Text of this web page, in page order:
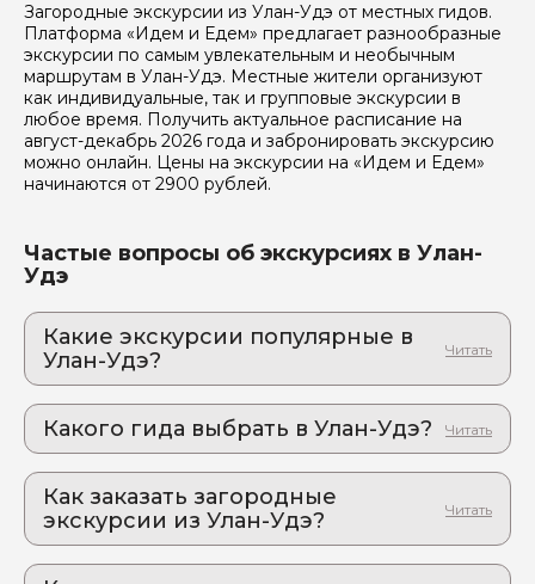
Загородные экскурсии из Улан-Удэ от местных гидов.
Платформа «Идем и Едем» предлагает разнообразные
экскурсии по самым увлекательным и необычным
маршрутам в Улан-Удэ. Местные жители организуют
как индивидуальные, так и групповые экскурсии в
любое время. Получить актуальное расписание на
август-декабрь 2026 года и забронировать экскурсию
можно онлайн. Цены на экскурсии на «Идем и Едем»
начинаются от 2900 рублей.
Частые вопросы об экскурсиях в Улан-
Удэ
Какие экскурсии популярные в
Улан-Удэ?
которые завораживают
Буддийский монах и байкальская нерпа покажут
вам настоящую Бурятию
2. Едем на южный Байкал! На теплые озера
и в заповедник!
Байкальское приключение: один день, которое
Какого гида выбрать в Улан-Удэ?
2. Наталия.М 348
Как заказать загородные
экскурсии из Улан-Удэ?
Едем»:
Я даю своё согласие на обработку персональных
данных
Отправить